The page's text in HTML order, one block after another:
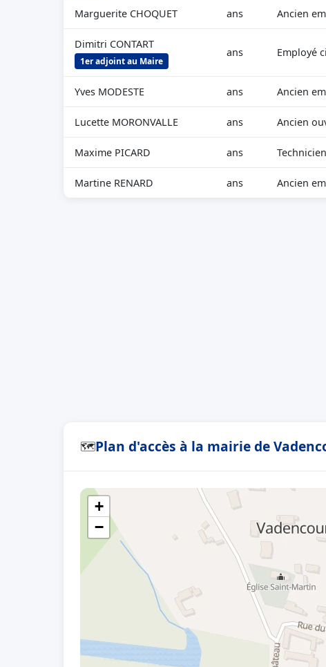
Marguerite CHOQUET ans Ancien
Dimitri CONTART
1er adjoint au Maire
ans Employé
Yves MODESTE ans Ancien
Lucette MORONVALLE ans Ancien
Maxime PICARD ans Technicien
Martine RENARD ans Ancien
🗺Plan d'accès à la mairie de
+
−